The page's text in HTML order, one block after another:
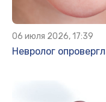
06 июля 2026, 17:39
Невролог